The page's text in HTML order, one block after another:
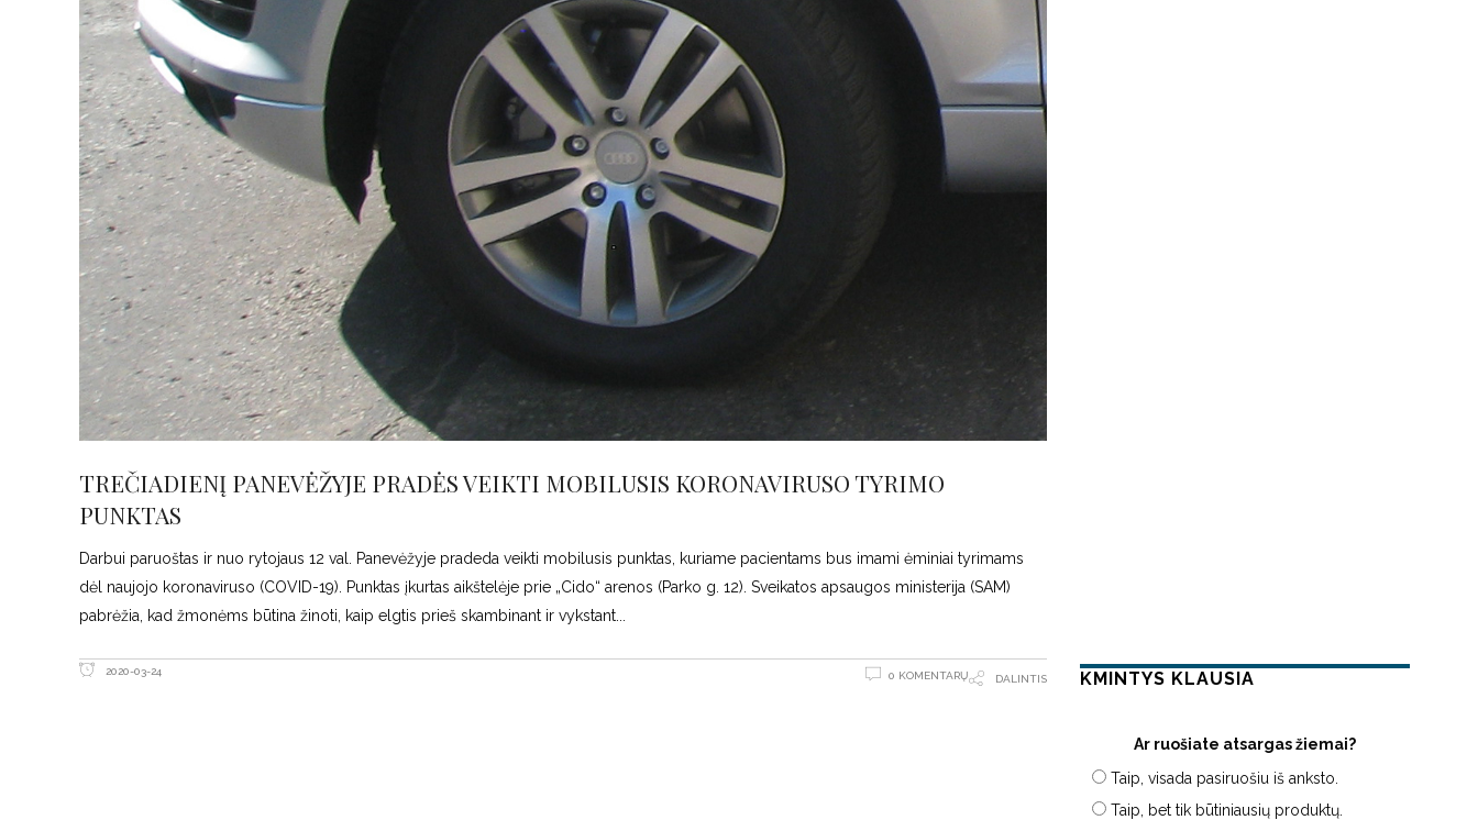
TREČIADIENĮ PANEVĖŽYJE PRADĖS VEIKTI MOBILUSIS KORONAVIRUSO TYRIMO
PUNKTAS
Darbui paruoštas ir nuo rytojaus 12 val. Panevėžyje pradeda veikti mobilusis punktas, kuriame pacientams bus imami ėminiai tyrimams
dėl naujojo koronaviruso (COVID-19). Punktas įkurtas aikštelėje prie „Cido“ arenos (Parko g. 12). Sveikatos apsaugos ministerija (SAM)
pabrėžia, kad žmonėms būtina žinoti, kaip elgtis prieš skambinant ir vykstant
2020-03-24 0 KOMENTARŲ DALINTIS KMINTYS KLAUSIA
Ar ruošiate atsargas žiemai?
Taip, visada pasiruošiu iš anksto.
Taip, bet tik būtiniausių produktų.